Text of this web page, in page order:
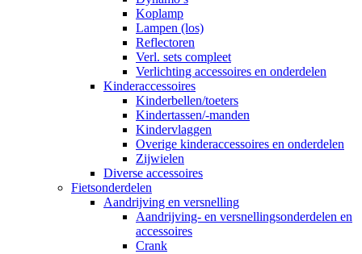
Koplamp
Lampen (los)
Reflectoren
Verl. sets compleet
Verlichting accessoires en onderdelen
Kinderaccessoires
Kinderbellen/toeters
Kindertassen/-manden
Kindervlaggen
Overige kinderaccessoires en onderdelen
Zijwielen
Diverse accessoires
Fietsonderdelen
Aandrijving en versnelling
Aandrijving- en versnellingsonderdelen en
accessoires
Crank